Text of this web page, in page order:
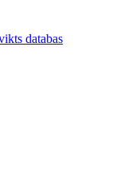
databas